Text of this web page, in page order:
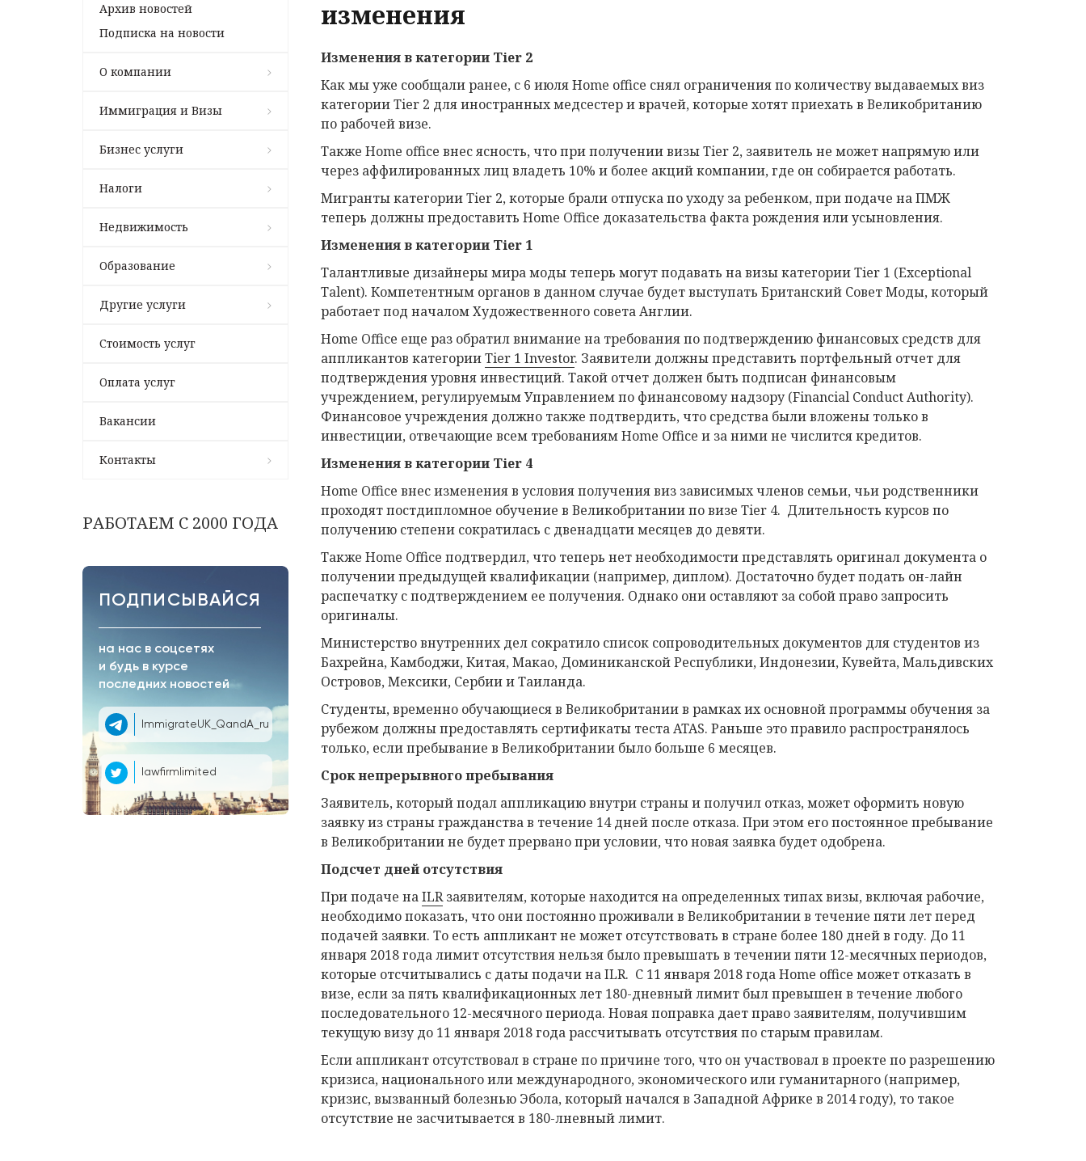
Архив новостей
Подписка на новости
О компании
Иммиграция и Визы
Бизнес услуги
Налоги
Недвижимость
Образование
Другие услуги
Стоимость услуг
Оплата услуг
Вакансии
Контакты
РАБОТАЕМ С 2000 ГОДА
ПОДПИСЫВАЙСЯ
на нас в соцсетях
и будь в курсе
последних новостей
ImmigrateUK_QandA_ru
lawfirmlimited
изменения
Изменения в категории Tier 2
Как мы уже сообщали ранее, с 6 июля Home office снял ограничения по количеству выдаваемых виз
категории Tier 2 для иностранных медсестер и врачей, которые хотят приехать в Великобританию
по рабочей визе.
Также Home office внес ясность, что при получении визы Tier 2, заявитель не может напрямую или
через аффилированных лиц владеть 10% и более акций компании, где он собирается работать.
Мигранты категории Tier 2, которые брали отпуска по уходу за ребенком, при подаче на ПМЖ
теперь должны предоставить Home Office доказательства факта рождения или усыновления.
Изменения в категории Tier 1
Талантливые дизайнеры мира моды теперь могут подавать на визы категории Tier 1 (Exceptional
Talent). Компетентным органов в данном случае будет выступать Британский Совет Моды, который
работает под началом Художественного совета Англии.
Home Office еще раз обратил внимание на требования по подтверждению финансовых средств для
аппликантов категорииTier 1 Investor. Заявители должны представить портфельный отчет для
подтверждения уровня инвестиций. Такой отчет должен быть подписан финансовым
учреждением, регулируемым Управлением по финансовому надзору (Financial Conduct Authority).
Финансовое учреждения должно также подтвердить, что средства были вложены только в
инвестиции, отвечающие всем требованиям Home Office и за ними не числится кредитов.
Изменения в категории Tier 4
Home Office внес изменения в условия получения виз зависимых членов семьи, чьи родственники
проходят постдипломное обучение в Великобритании по визе Tier 4. Длительность курсов по
получению степени сократилась с двенадцати месяцев до девяти.
Также Home Office подтвердил, что теперь нет необходимости представлять оригинал документа о
получении предыдущей квалификации (например, диплом). Достаточно будет подать он-лайн
распечатку с подтверждением ее получения. Однако они оставляют за собой право запросить
оригиналы.
Министерство внутренних дел сократило список сопроводительных документов для студентов из
Бахрейна, Камбоджи, Китая, Макао, Доминиканской Республики, Индонезии, Кувейта, Мальдивских
Островов, Мексики, Сербии и Таиланда.
Студенты, временно обучающиеся в Великобритании в рамках их основной программы обучения за
рубежом должны предоставлять сертификаты теста ATAS. Раньше это правило распространялось
только, если пребывание в Великобритании было больше 6 месяцев.
Срок непрерывного пребывания
Заявитель, который подал аппликацию внутри страны и получил отказ, может оформить новую
заявку из страны гражданства в течение 14 дней после отказа. При этом его постоянное пребывание
в Великобритании не будет прервано при условии, что новая заявка будет одобрена.
Подсчет дней отсутствия
При подаче наILRзаявителям, которые находится на определенных типах визы, включая рабочие,
необходимо показать, что они постоянно проживали в Великобритании в течение пяти лет перед
подачей заявки. То есть аппликант не может отсутствовать в стране более 180 дней в году. До 11
января 2018 года лимит отсутствия нельзя было превышать в течении пяти 12-месячных периодов,
которые отсчитывались с даты подачи на ILR. С 11 января 2018 года Home office может отказать в
визе, если за пять квалификационных лет 180-дневный лимит был превышен в течение любого
последовательного 12-месячного периода. Новая поправка дает право заявителям, получившим
текущую визу до 11 января 2018 года рассчитывать отсутствия по старым правилам.
Если аппликант отсутствовал в стране по причине того, что он участвовал в проекте по разрешению
кризиса, национального или международного, экономического или гуманитарного (например,
кризис, вызванный болезнью Эбола, который начался в Западной Африке в 2014 году), то такое
отсутствие не засчитывается в 180-лневный лимит.